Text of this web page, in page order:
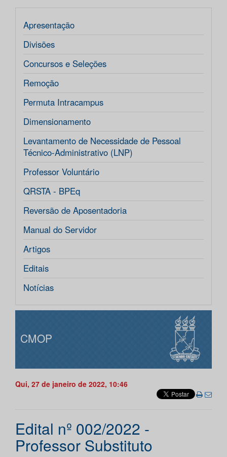
Apresentação
Divisões
Concursos e Seleções
Remoção
Permuta Intracampus
Dimensionamento
Levantamento de Necessidade de Pessoal
Técnico-Administrativo (LNP)
Professor Voluntário
QRSTA - BPEq
Reversão de Aposentadoria
Manual do Servidor
Artigos
Editais
Notícias
CMOP
Qui, 27 de janeiro de 2022, 10:46
Edital nº 002/2022 -
Professor Substituto